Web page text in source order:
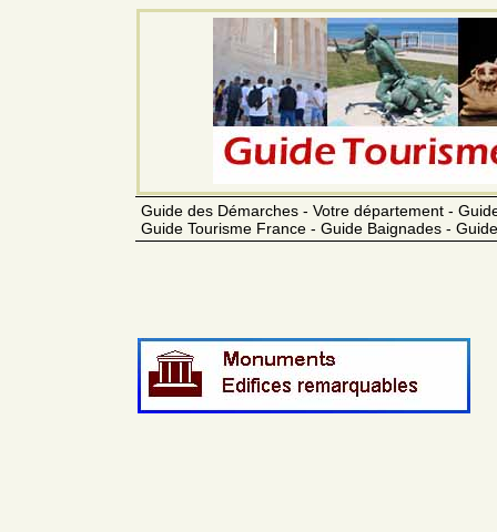
Guide des Démarches - Votre département -
Guide Tourisme France - Guide Baignades -